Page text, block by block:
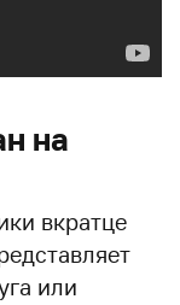
на
вкратце
или